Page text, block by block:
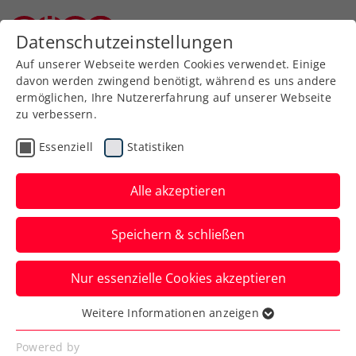
Aktuelle News
News filtern
Datenschutzeinstellungen
Auf unserer Webseite werden Cookies verwendet. Einige
davon werden zwingend benötigt, während es uns andere
ermöglichen, Ihre Nutzererfahrung auf unserer Webseite
zu verbessern.
Essenziell Statistiken
Alle akzeptieren
Speichern & schließen
Nur essenzielle Cookies akzeptieren
Essenziell
Essenzielle Cookies werden für grundlegende
Weitere Informationen anzeigen
Powered by